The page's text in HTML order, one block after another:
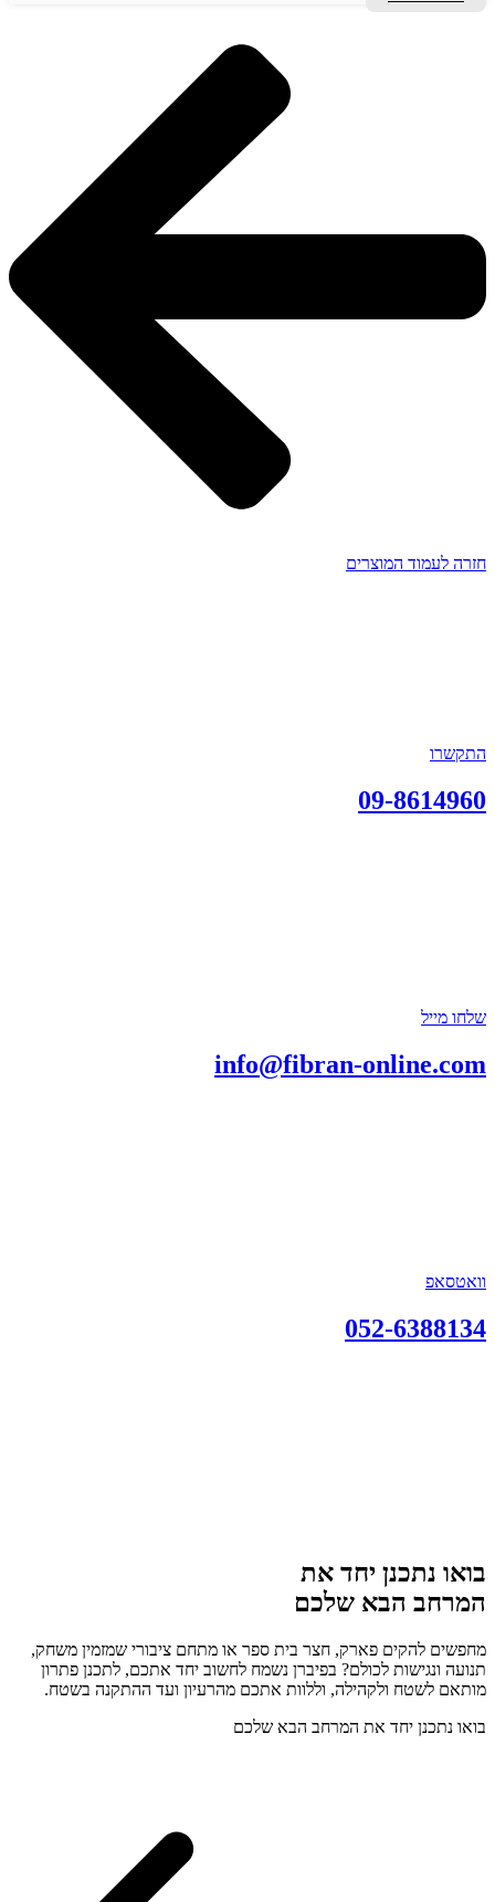
חזרה לעמוד המוצרים
התקשרו
09-8614960
שלחו מייל
info@fibran-online.com
וואטסאפ
052-6388134
בואו נתכנן יחד את
המרחב הבא שלכם
מחפשים להקים פארק, חצר בית ספר או מתחם ציבורי שמזמין משחק,
תנועה ונגישות לכולם? בפיברן נשמח לחשוב יחד אתכם, לתכנן פתרון
מותאם לשטח ולקהילה, וללוות אתכם מהרעיון ועד ההתקנה בשטח.
בואו נתכנן יחד את המרחב הבא שלכם